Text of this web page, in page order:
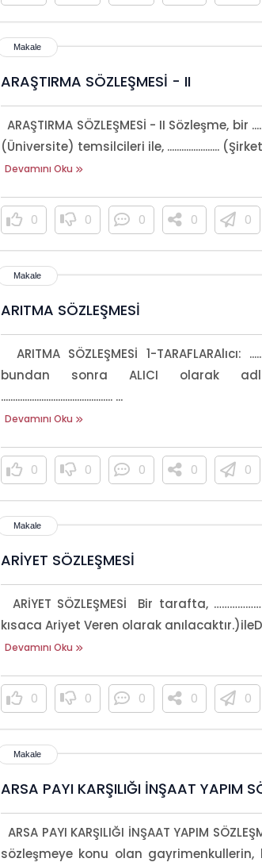
ARAŞTIRMA SÖZLEŞMESİ - II
ARAŞTIRMA SÖZLEŞMESİ - II Sözleşme, bir
(Üniversite) temsilcileri ile, ......................
Devamını Oku
0 0 0 0 0
ARITMA SÖZLEŞMESİ
ARITMA SÖZLEŞMESİ 1-TARAFLARAlıcı:
bundan sonra ALICI olarak
............................................... ...
Devamını Oku
0 0 0 0 0
ARİYET SÖZLEŞMESİ
ARİYET SÖZLEŞMESİ Bir tarafta,
kısaca Ariyet Veren olarak
Devamını Oku
0 0 0 0 0
ARSA PAYI KARŞILIĞI İNŞAAT YAPIM
ARSA PAYI KARŞILIĞI İNŞAAT YAPIM
sözleşmeye konu olan